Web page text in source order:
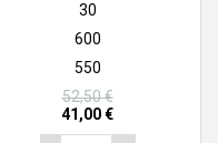
30
600
550
52,50 €
41,00 €